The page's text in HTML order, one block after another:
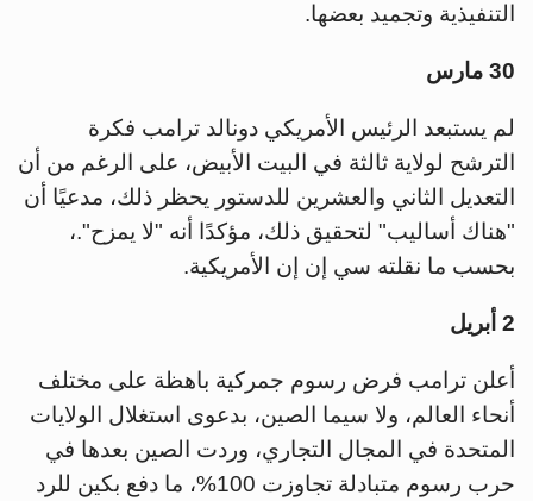
التنفيذية وتجميد بعضها.
30 مارس
لم يستبعد الرئيس الأمريكي دونالد ترامب فكرة
الترشح لولاية ثالثة في البيت الأبيض، على الرغم من أن
التعديل الثاني والعشرين للدستور يحظر ذلك، مدعيًا أن
"هناك أساليب" لتحقيق ذلك، مؤكدًا أنه "لا يمزح".،
بحسب ما نقلته سي إن إن الأمريكية.
2 أبريل
أعلن ترامب فرض رسوم جمركية باهظة على مختلف
أنحاء العالم، ولا سيما الصين، بدعوى استغلال الولايات
المتحدة في المجال التجاري، وردت الصين بعدها في
حرب رسوم متبادلة تجاوزت 100%، ما دفع بكين للرد